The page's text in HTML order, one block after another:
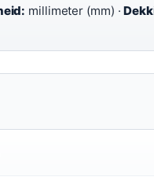
millimeter (mm) ·